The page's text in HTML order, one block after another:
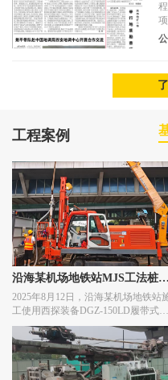
工程案例
沿海某机场地铁站MJS工法桩基
础加固施工
2025年8月12日，沿海某机场地铁站
工使用西探装备DGZ-150LD履带式多
管旋喷钻机进行MJS工法桩施工作
业。